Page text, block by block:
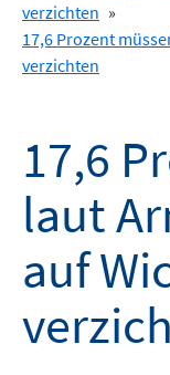
verzichten »
17,6 Prozent
verzichten
17,6
laut
auf